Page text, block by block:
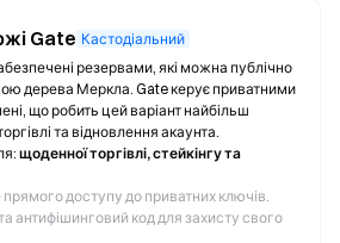
Gate Кастодіальний
резервами, які можна публічно
дерева Меркла. Gate керує приватними
що робить цей варіант найбільш
та відновлення акаунта.
щоденної торгівлі, стейкінгу та
доступу до приватних ключів.
антифішинговий код для захисту свого